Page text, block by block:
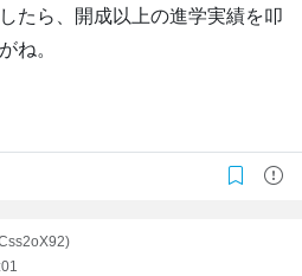
たら、開成以上の進学実績を叩
ね。